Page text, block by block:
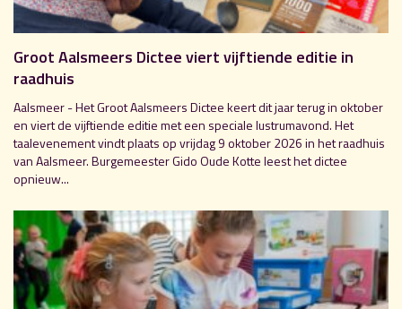
Groot Aalsmeers Dictee viert vijftiende editie in
raadhuis
Aalsmeer - Het Groot Aalsmeers Dictee keert dit jaar terug in oktober
en viert de vijftiende editie met een speciale lustrumavond. Het
taalevenement vindt plaats op vrijdag 9 oktober 2026 in het raadhuis
van Aalsmeer. Burgemeester Gido Oude Kotte leest het dictee
opnieuw...